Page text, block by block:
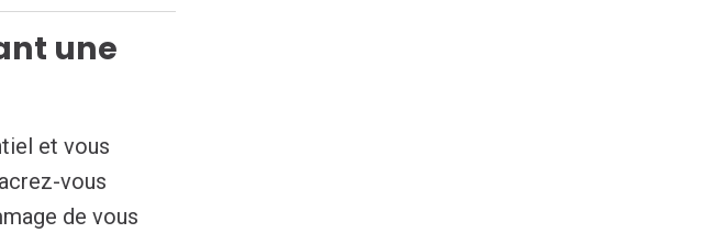
une
et vous
vous
de vous